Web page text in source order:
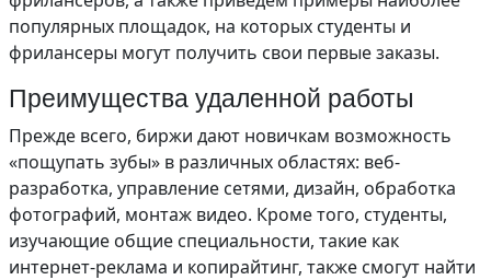
популярных площадок, на которых студенты и
фрилансеры могут получить свои первые заказы.
Преимущества удаленной работы
Прежде всего, биржи дают новичкам возможность
«пощупать зубы» в различных областях: веб-
разработка, управление сетями, дизайн, обработка
фотографий, монтаж видео. Кроме того, студенты,
изучающие общие специальности, такие как
интернет-реклама и копирайтинг, также смогут найти